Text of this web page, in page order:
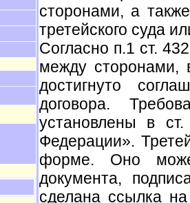
сторонами, а
третейского суда
Согласно п.1 ст.
между сторонами,
достигнуто
договора.
установлены в
Федерации».
форме. Оно
документа,
сделана ссылка